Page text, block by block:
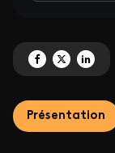
Partagez 'Interview
Partagez
Présentation